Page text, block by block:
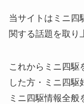
当サイトはミニ四
関する話題を取り
これからミニ四駆
した方・ミニ四駆
ミニ四駆情報全般